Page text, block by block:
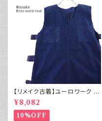
【リメイク古着】ユーロワーク ベ
スト フランス軍GAOモチーフ 管
理番号E217
¥8,082
10%OFF